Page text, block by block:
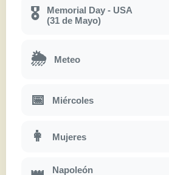
🎖
Memorial Day - USA
(31 de Mayo)
🌦 Meteo
📅 Miércoles
👩 Mujeres
Napoleón